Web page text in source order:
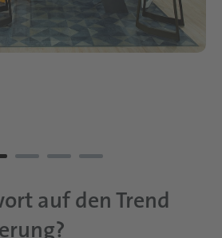
auf den Trend